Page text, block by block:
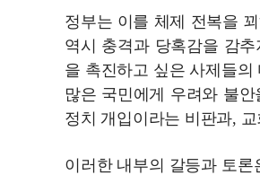
정부는 이를 체제 전복을
역시 충격과 당혹감을 감
을 촉진하고 싶은 사제들의
많은 국민에게 우려와 불
정치 개입이라는 비판과,
이러한 내부의 갈등과 토론